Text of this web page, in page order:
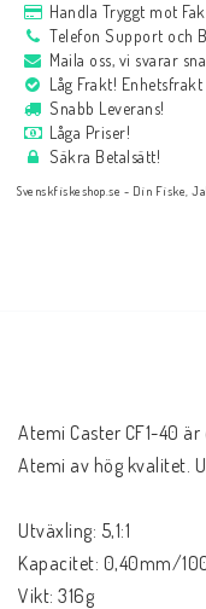
Handla Tryggt mot
Telefon Support och
Maila oss, vi svarar
Låg Frakt!
Snabb Leverans!
Låga Priser!
Säkra Betalsätt!
Svenskfiskeshop.se - Din Fiske,
Atemi Caster CF1-40
Atemi av hög kvalitet.
Utväxling: 5,1:1
Kapacitet: 0,40mm/
Vikt: 316g